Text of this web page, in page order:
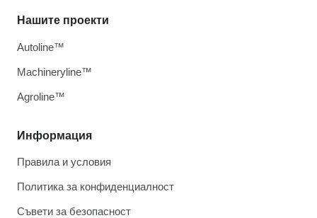
Информация
Правила и условия
Политика за конфиденциалност
Съвети за безопасност
Нашите проекти
Autoline™
Machineryline™
Agroline™